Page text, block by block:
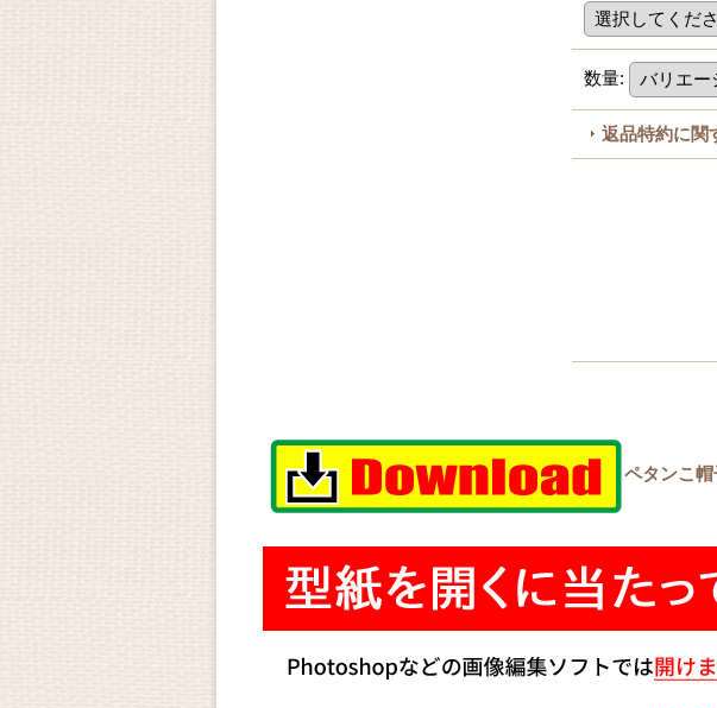
数量:
返品特約に関
ペタンこ